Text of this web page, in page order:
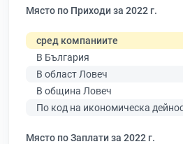
Място по Приходи за 2022 г.
сред компаниите
В България
В област Ловеч
В община Ловеч
По код на икономическа
Място по Заплати за 2022 г.